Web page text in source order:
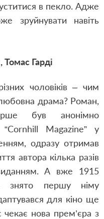
в пекло. Адже
зруйнувати навіть
Томас Гарді
чоловіків – чим
драма? Роман,
був анонімно
Magazine” у
одразу отримав
автора кілька разів
А вже 1915
знято першу німу
для кіно ще
чекає нова прем’єра з